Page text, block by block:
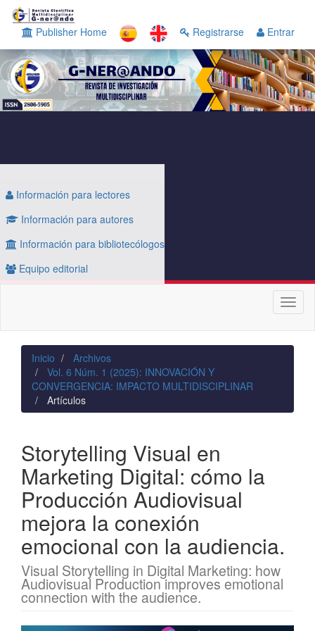
Navegación
principal
Contenido
principal
Barra
lateral
Publisher Home Registrarse Entrar
Información para lectores
Información para autores
Información para bibliotecólogos
Equipo editorial
Inicio
Archivos
Vol. 6 Núm. 1 (2025): INNOVACIÓN Y
CONVERGENCIA: IMPACTO MULTIDISCIPLINAR
Artículos
Storytelling Visual en
Marketing Digital: cómo la
Producción Audiovisual
mejora la conexión
emocional con la audiencia.
Visual Storytelling in Digital Marketing: how
Audiovisual Production improves emotional
connection with the audience.